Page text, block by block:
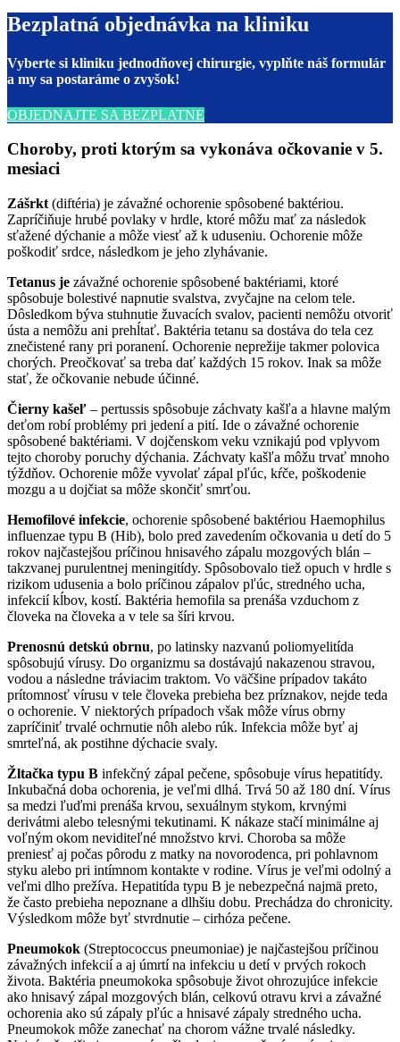
Bezplatná objednávka na kliniku
Vyberte si kliniku jednodňovej chirurgie, vyplňte náš formulár
a my sa postaráme o zvyšok!
OBJEDNAJTE SA BEZPLATNE
Choroby, proti ktorým sa vykonáva očkovanie v 5.
mesiaci
Zášrkt (diftéria) je závažné ochorenie spôsobené baktériou.
Zapríčiňuje hrubé povlaky v hrdle, ktoré môžu mať za následok
sťažené dýchanie a môže viesť až k uduseniu. Ochorenie môže
poškodiť srdce, následkom je jeho zlyhávanie.
Tetanus je závažné ochorenie spôsobené baktériami, ktoré
spôsobuje bolestivé napnutie svalstva, zvyčajne na celom tele.
Dôsledkom býva stuhnutie žuvacích svalov, pacienti nemôžu otvoriť
ústa a nemôžu ani prehĺtať. Baktéria tetanu sa dostáva do tela cez
znečistené rany pri poranení. Ochorenie neprežije takmer polovica
chorých. Preočkovať sa treba dať každých 15 rokov. Inak sa môže
stať, že očkovanie nebude účinné.
Čierny kašeľ – pertussis spôsobuje záchvaty kašľa a hlavne malým
deťom robí problémy pri jedení a pití. Ide o závažné ochorenie
spôsobené baktériami. V dojčenskom veku vznikajú pod vplyvom
tejto choroby poruchy dýchania. Záchvaty kašľa môžu trvať mnoho
týždňov. Ochorenie môže vyvolať zápal pľúc, kŕče, poškodenie
mozgu a u dojčiat sa môže skončiť smrťou.
Hemofilové infekcie, ochorenie spôsobené baktériou Haemophilus
influenzae typu B (Hib), bolo pred zavedením očkovania u detí do 5
rokov najčastejšou príčinou hnisavého zápalu mozgových blán –
takzvanej purulentnej meningitídy. Spôsobovalo tiež opuch v hrdle s
rizikom udusenia a bolo príčinou zápalov pľúc, stredného ucha,
infekcií kĺbov, kostí. Baktéria hemofila sa prenáša vzduchom z
človeka na človeka a v tele sa šíri krvou.
Prenosnú detskú obrnu, po latinsky nazvanú poliomyelitída
spôsobujú vírusy. Do organizmu sa dostávajú nakazenou stravou,
vodou a následne tráviacim traktom. Vo väčšine prípadov takáto
prítomnosť vírusu v tele človeka prebieha bez príznakov, nejde teda
o ochorenie. V niektorých prípadoch však môže vírus obrny
zapríčiniť trvalé ochrnutie nôh alebo rúk. Infekcia môže byť aj
smrteľná, ak postihne dýchacie svaly.
Žltačka typu B infekčný zápal pečene, spôsobuje vírus hepatitídy.
Inkubačná doba ochorenia, je veľmi dlhá. Trvá 50 až 180 dní. Vírus
sa medzi ľuďmi prenáša krvou, sexuálnym stykom, krvnými
derivátmi alebo telesnými tekutinami. K nákaze stačí minimálne aj
voľným okom neviditeľné množstvo krvi. Choroba sa môže
preniesť aj počas pôrodu z matky na novorodenca, pri pohlavnom
styku alebo pri intímnom kontakte v rodine. Vírus je veľmi odolný a
veľmi dlho prežíva. Hepatitída typu B je nebezpečná najmä preto,
že často prebieha nepoznane a dlhšiu dobu. Prechádza do chronicity.
Výsledkom môže byť stvrdnutie – cirhóza pečene.
Pneumokok (Streptococcus pneumoniae) je najčastejšou príčinou
závažných infekcií a aj úmrtí na infekciu u detí v prvých rokoch
života. Baktéria pneumokoka spôsobuje život ohrozujúce infekcie
ako hnisavý zápal mozgových blán, celkovú otravu krvi a závažné
ochorenia ako sú zápaly pľúc a hnisavé zápaly stredného ucha.
Pneumokok môže zanechať na chorom vážne trvalé následky.